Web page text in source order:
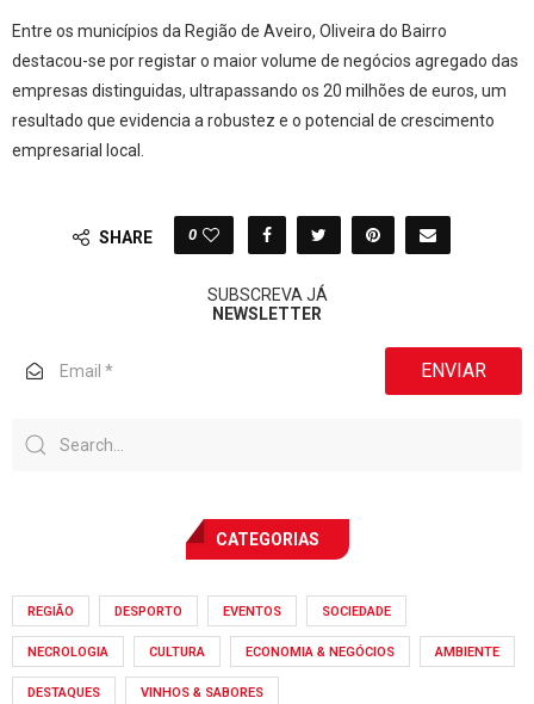
Entre os municípios da Região de Aveiro, Oliveira do Bairro
destacou-se por registar o maior volume de negócios agregado das
empresas distinguidas, ultrapassando os 20 milhões de euros, um
resultado que evidencia a robustez e o potencial de crescimento
empresarial local.
SHARE 0
SUBSCREVA JÁ
NEWSLETTER
ENVIAR
CATEGORIAS
REGIÃO DESPORTO EVENTOS SOCIEDADE
NECROLOGIA CULTURA ECONOMIA & NEGÓCIOS AMBIENTE
DESTAQUES VINHOS & SABORES